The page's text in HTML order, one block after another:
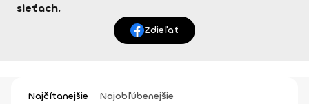
sieťach.
Zdieľať
Najčítanejšie Najobľúbenejšie